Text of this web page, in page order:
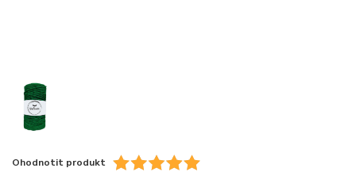
Ohodnotit produkt